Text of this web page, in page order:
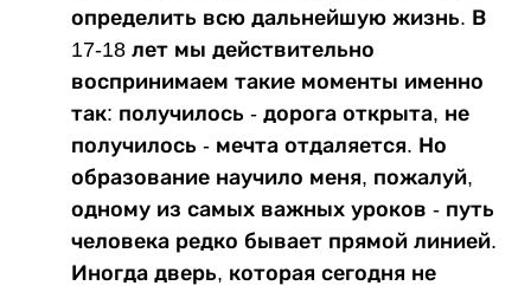
определить всю дальнейшую жизнь. В
17-18 лет мы действительно
воспринимаем такие моменты именно
так: получилось - дорога открыта, не
получилось - мечта отдаляется. Но
образование научило меня, пожалуй,
одному из самых важных уроков - путь
человека редко бывает прямой линией.
Иногда дверь, которая сегодня не